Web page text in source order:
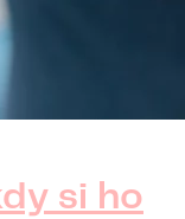
si ho